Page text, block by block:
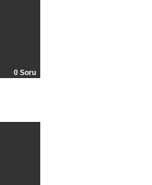
0 Soru